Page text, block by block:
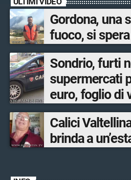
Gordona, una
fuoco, si
Sondrio, furti
supermercati
euro, foglio di
ventinovenne
Calici
brinda a